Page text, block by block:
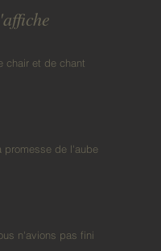
chair et de chant
promesse de l'aube
n'avions pas fini